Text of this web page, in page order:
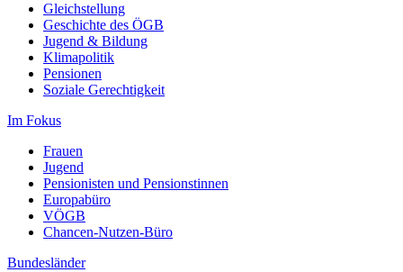
Gleichstellung
Geschichte des ÖGB
Jugend & Bildung
Klimapolitik
Pensionen
Soziale Gerechtigkeit
Im Fokus
Frauen
Jugend
Pensionisten und Pensionstinnen
Europabüro
VÖGB
Chancen-Nutzen-Büro
Bundesländer